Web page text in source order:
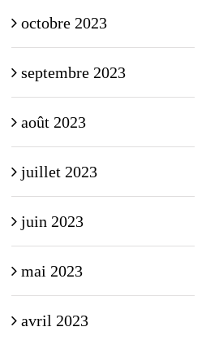
octobre 2023
septembre 2023
août 2023
juillet 2023
juin 2023
mai 2023
avril 2023